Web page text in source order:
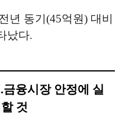
년 동기(45억원) 대비
났다.
융시장 안정에 실
것